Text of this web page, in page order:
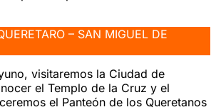
– SAN MIGUEL DE
visitaremos la Ciudad de
el Templo de la Cruz y el
el Panteón de los Queretanos